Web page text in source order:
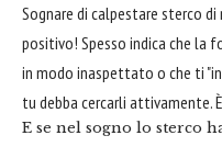
Sognare di calpestare sterco
positivo! Spesso indica che la
in modo inaspettato o che ti
tu debba cercarli attivamente.
E se nel sogno lo sterco